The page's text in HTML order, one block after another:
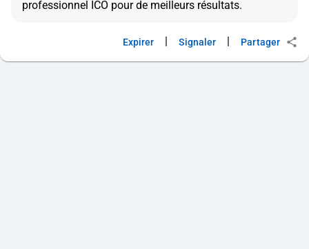
Expirer Signaler Partager